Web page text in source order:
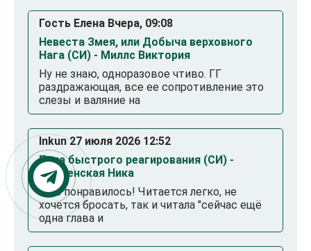
Гость Елена Вчера, 09:08
Невеста Змея, или Добыча верховного
Нага (СИ) - Миллс Виктория
Ну не знаю, одноразовое чтиво. ГГ
раздражающая, все ее сопротивление это
слезы и валяние на
Inkun 27 июля 2026 12:52
Папа быстрого реагирования (СИ) -
Оболенская Ника
Мне понравилось! Читается легко, не
хочется бросать, так и читала "сейчас ещё
одна глава и